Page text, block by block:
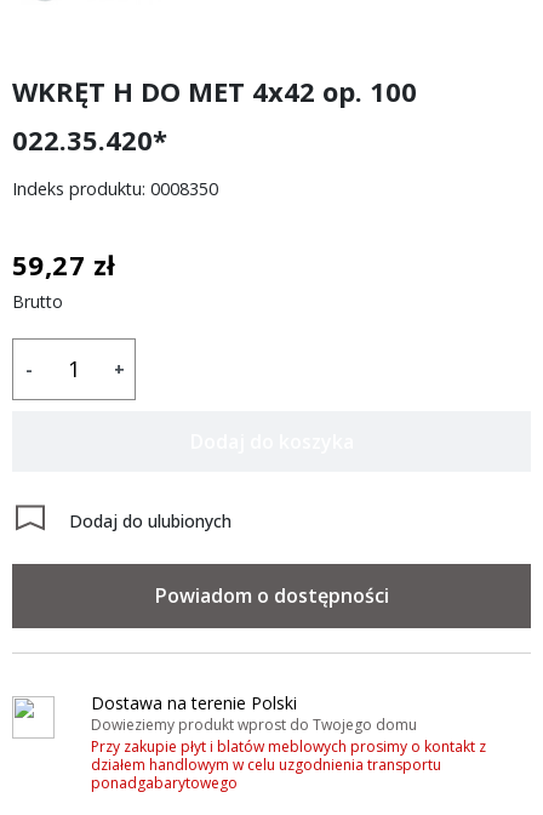
WKRĘT H DO MET 4x42 op. 100
022.35.420*
Indeks produktu: 0008350
59,27 zł
Brutto
- +
Dodaj do ulubionych
Powiadom o dostępności
Dostawa na terenie Polski
Dowieziemy produkt wprost do Twojego domu
Przy zakupie płyt i blatów meblowych prosimy o kontakt z
działem handlowym w celu uzgodnienia transportu
ponadgabarytowego